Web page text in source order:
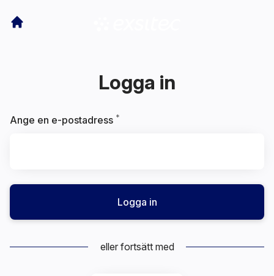
Logga in
Ange en e-postadress *
Logga in
eller fortsätt med